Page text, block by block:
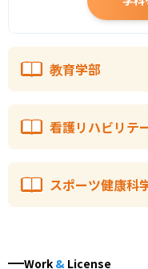
教育学部
看護リハビリテ
スポーツ健康科
Work & License